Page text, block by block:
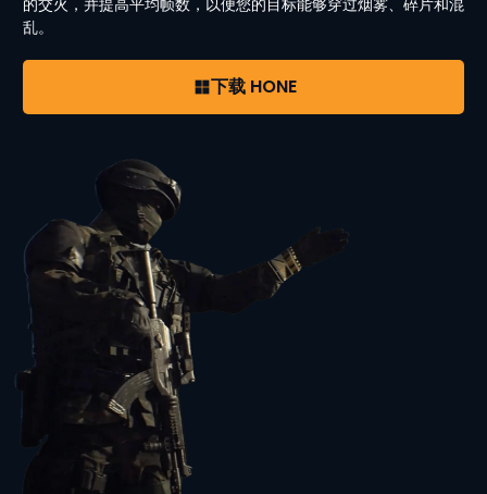
的交火，并提高平均帧数，以便您的目标能够穿过烟雾、碎片和混
乱。
下载 HONE